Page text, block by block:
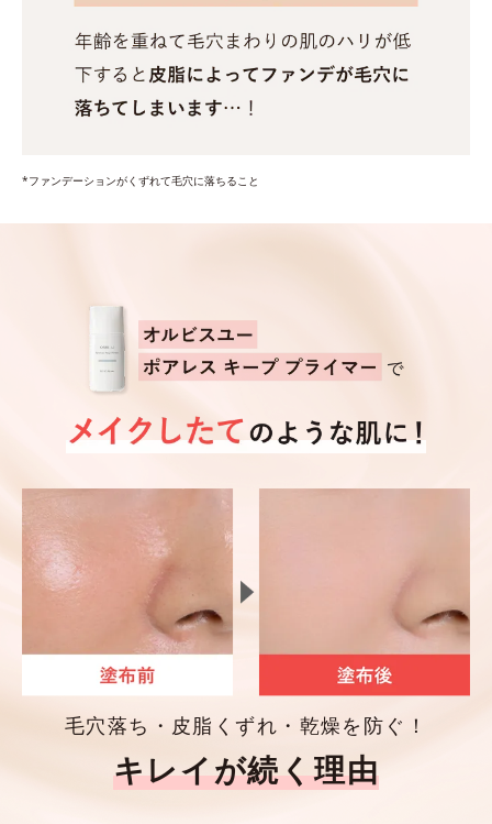
*ファンデーションがくずれて毛穴に落ちること
毛穴落ち・皮脂くずれ・乾燥を防ぐ！
キレイが続く理由